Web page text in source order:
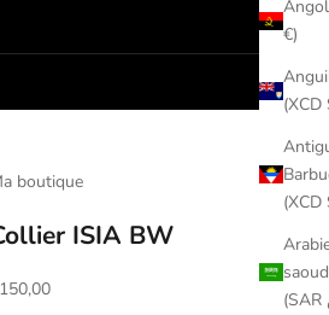
€)
(XCD
(XCD
boutique
ISIA BW
de vente